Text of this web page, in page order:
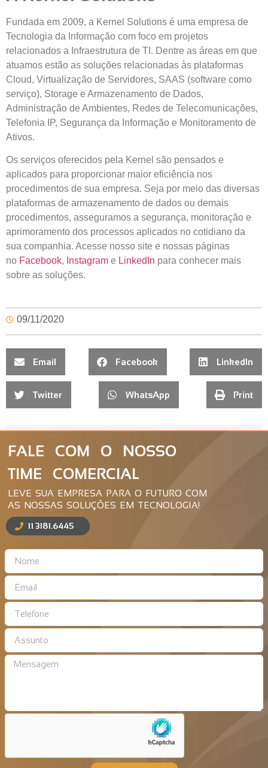
Fundada em 2009, a Kernel Solutions é uma empresa de
Tecnologia da Informação com foco em projetos
relacionados a Infraestrutura de TI. Dentre as áreas em que
atuamos estão as soluções relacionadas às plataformas
Cloud, Virtualização de Servidores, SAAS (software como
serviço), Storage e Armazenamento de Dados,
Administração de Ambientes, Redes de Telecomunicações,
Telefonia IP, Segurança da Informação e Monitoramento de
Ativos.
Os serviços oferecidos pela Kernel são pensados e
aplicados para proporcionar maior eficiência nos
procedimentos de sua empresa. Seja por meio das diversas
plataformas de armazenamento de dados ou demais
procedimentos, asseguramos a segurança, monitoração e
aprimoramento dos processos aplicados no cotidiano da
sua companhia. Acesse nosso site e nossas páginas
no Facebook, Instagram e LinkedIn para conhecer mais
sobre as soluções.
09/11/2020
Email Facebook LinkedIn
Twitter WhatsApp Print
FALE COM O NOSSO
TIME COMERCIAL
LEVE SUA EMPRESA PARA O FUTURO COM
AS NOSSAS SOLUÇÕES EM TECNOLOGIA!
11 3181.6445